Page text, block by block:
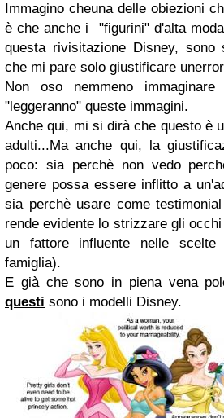
Immagino cheuna delle obiezioni
è che anche i "figurini" d'alta moda
questa rivisitazione Disney, sono
che mi pare solo giustificare
Non oso nemmeno
"leggeranno" queste immagini.
Anche qui, mi si dirà che questo è
adulti...Maanche qui, la
poco: sia perchè non vedo
genere possa essere inflitto a
sia perchè usare come
rende evidente lo strizzare gli
un fattore influente nelle scelte
famiglia).
E già che sono in piena vena po
questi sono i modelli Disney.